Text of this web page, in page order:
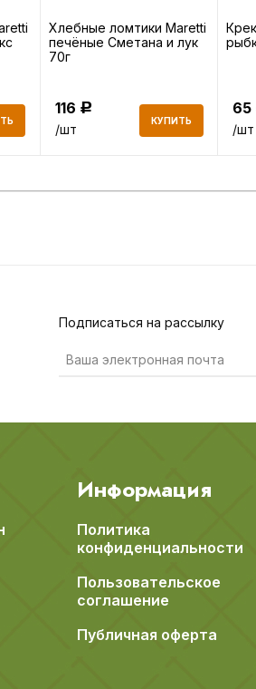
Хлебные ломтики Maretti
печёные Сметана и лук
70г
116 Р
/шт
КУПИТЬ
65
/шт
Подписаться на рассылку
Информация
Политика
конфиденциальности
Пользовательское
соглашение
Публичная оферта